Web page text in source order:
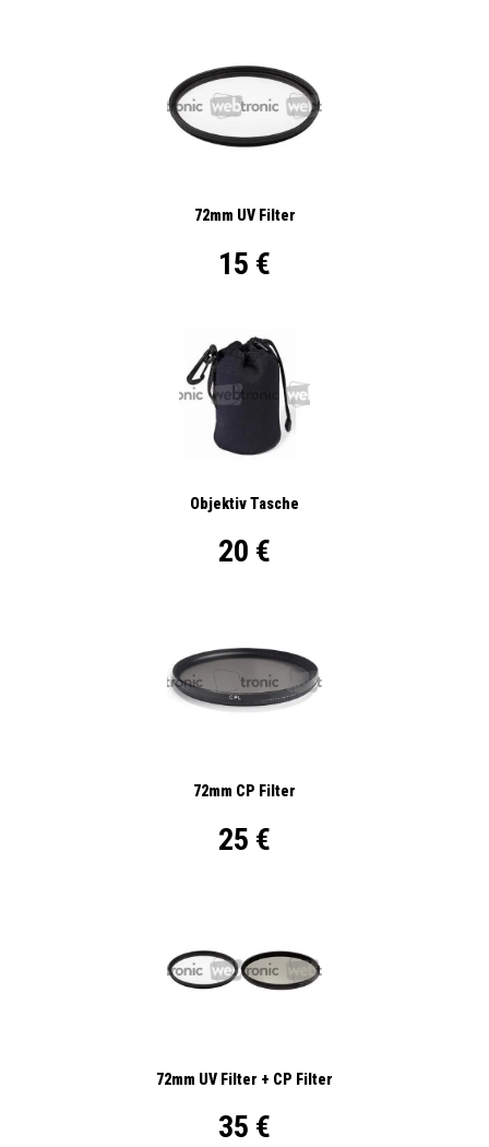
72mm UV Filter
15 €
Objektiv Tasche
20 €
72mm CP Filter
25 €
72mm UV Filter + CP Filter
35 €